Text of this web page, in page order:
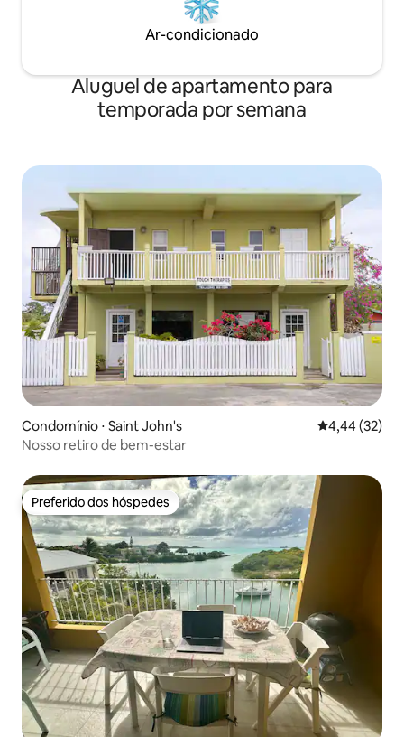
Ar-condicionado
Aluguel de apartamento para
temporada por semana
Condomínio ⋅ Saint John's 4,44 de uma
4,44 (32)
Nosso retiro de bem-estar
Preferido dos hóspedes
Preferido dos hóspedes